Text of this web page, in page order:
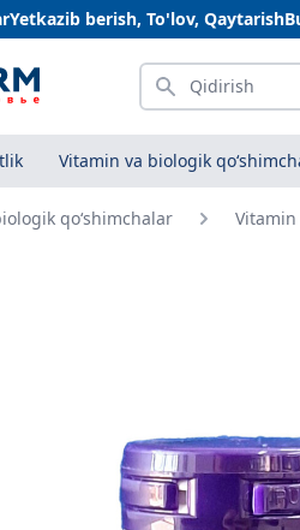
Yetkazib berish, To'lov, Qaytarish
Qidirish
Vitamin va biologik
qo‘shimchalar